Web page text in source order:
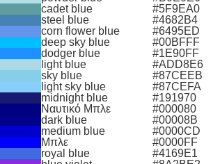
cadet blue
#5F9EA0
steel blue
#4682B4
corn flower blue
#6495ED
deep sky blue
#00BFFF
dodger blue
#1E90FF
light blue
#ADD8E6
sky blue
#87CEEB
light sky blue
#87CEFA
midnight blue
#191970
Ναυτικό Μπλε
#000080
dark blue
#00008B
medium blue
#0000CD
Μπλε
#0000FF
royal blue
#4169E1